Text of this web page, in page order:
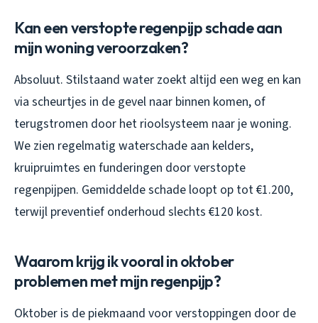
Kan een verstopte regenpijp schade aan
mijn woning veroorzaken?
Absoluut. Stilstaand water zoekt altijd een weg en kan
via scheurtjes in de gevel naar binnen komen, of
terugstromen door het rioolsysteem naar je woning.
We zien regelmatig waterschade aan kelders,
kruipruimtes en funderingen door verstopte
regenpijpen. Gemiddelde schade loopt op tot €1.200,
terwijl preventief onderhoud slechts €120 kost.
Waarom krijg ik vooral in oktober
problemen met mijn regenpijp?
Oktober is de piekmaand voor verstoppingen door de